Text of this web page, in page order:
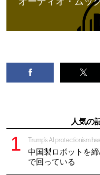
人気の
Trump’s AI protectionism
中国製ロボットを
で回っている